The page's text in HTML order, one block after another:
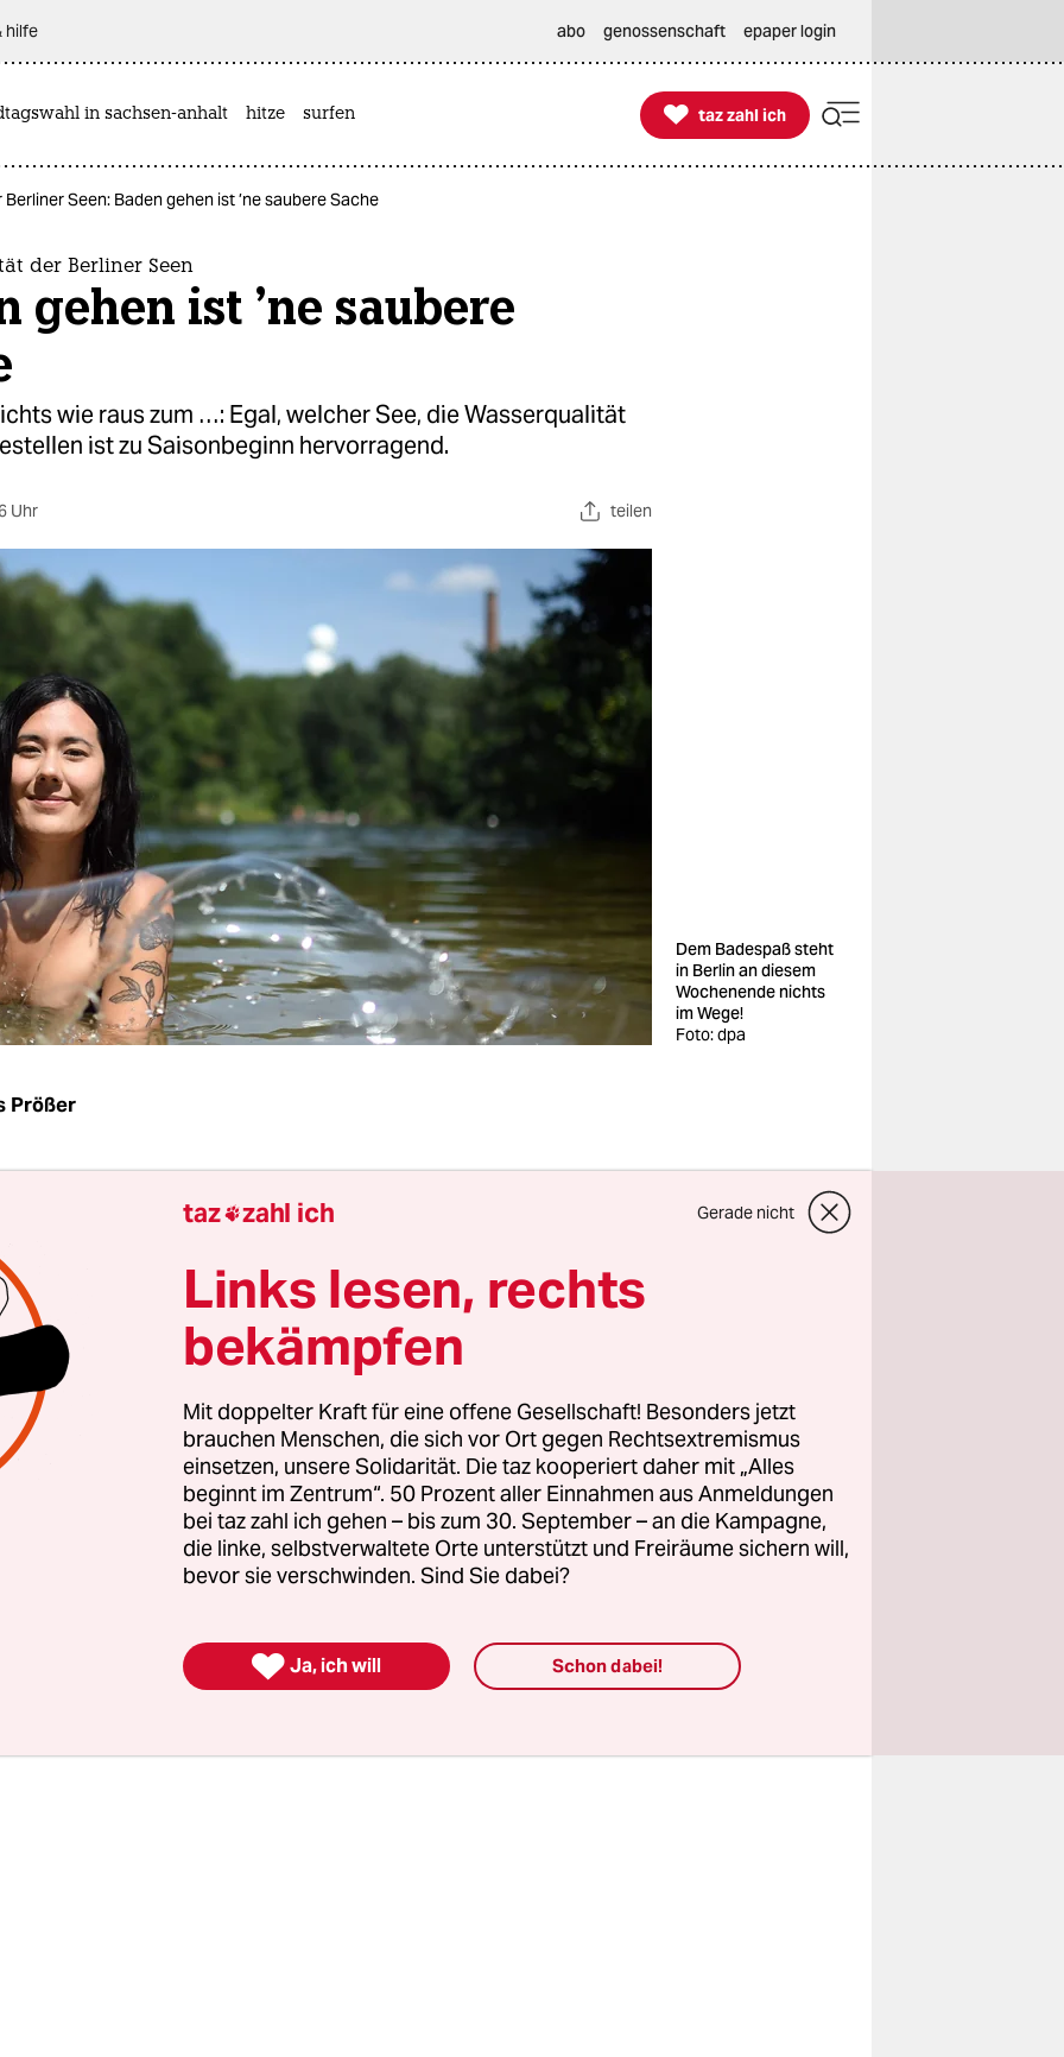
hilfe abo genossenschaft epaper login
in sachsen-anhalt hitze surfen 
taz zahl ich
taz zahl ich
Seen: Baden gehen ist ’ne saubere Sache
der Berliner Seen
gehen ist ’ne saubere
wie raus zum …: Egal, welcher See, die Wasserqualität
ist zu Saisonbeginn hervorragend.
Uhr teilen
Dem Badespaß steht
in Berlin an diesem
Wochenende nichts
im Wege!
Foto: dpa
Prößer
100.000 Menschen mit orangen Bändchen am
bevölkern die Stadt, Terrorangst, Promi-Gäste und
zusätzlichen Nervenkitzel, und dann wird es
am Samstag auch noch richtig heiß: Bis zu 30 Grad Celsius
in Berlin erwartet. Was liegt da näher, als in
See unterzutauchen?
Wasser, und das Landesamt für Gesundheit und
weist 39 zugelassene und kontrollierte Badestellen
Müggelsee und Dahme im Südosten, Tegeler See und
im Nordwesten sowie Wannsee, Unterhavel und
im Südwesten gibt es viel Auswahl. Nur im
taz zahl ich Gerade nicht
Links lesen, rechts
bekämpfen
Mit doppelter Kraft für eine offene Gesellschaft! Besonders jetzt
brauchen Menschen, die sich vor Ort gegen Rechtsextremismus
einsetzen, unsere Solidarität. Die taz kooperiert daher mit „Alles
beginnt im Zentrum“. 50 Prozent aller Einnahmen aus Anmeldungen
bei taz zahl ich gehen – bis zum 30. September – an die Kampagne,
die linke, selbstverwaltete Orte unterstützt und Freiräume sichern will,
bevor sie verschwinden. Sind Sie dabei?
 Ja, ich will Schon dabei!